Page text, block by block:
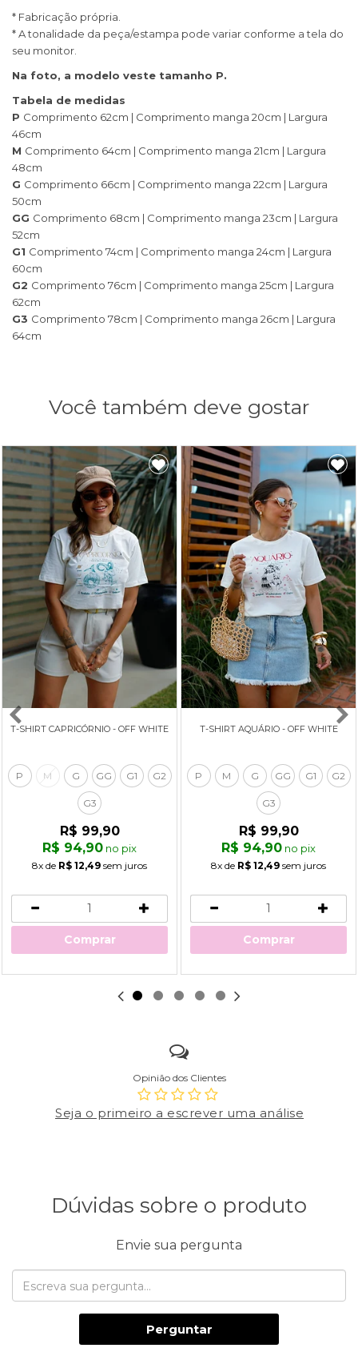
* Fabricação própria.
* A tonalidade da peça/estampa pode variar conforme a tela do
seu monitor.
Na foto, a modelo veste tamanho P.
Tabela de medidas
P Comprimento 62cm | Comprimento manga 20cm | Largura
46cm
M Comprimento 64cm | Comprimento manga 21cm | Largura
48cm
G Comprimento 66cm | Comprimento manga 22cm | Largura
50cm
GG Comprimento 68cm | Comprimento manga 23cm | Largura
52cm
G1 Comprimento 74cm | Comprimento manga 24cm | Largura
60cm
G2 Comprimento 76cm | Comprimento manga 25cm | Largura
62cm
G3 Comprimento 78cm | Comprimento manga 26cm | Largura
64cm
Você também deve gostar
T-SHIRT CAPRICÓRNIO - OFF WHITE
P M G GG G1 G2
G3
R$ 99,90
R$ 94,90 no pix
8x de R$ 12,49 sem juros
Comprar
T-SHIRT AQUÁRIO - OFF WHITE
P M G GG G1 G2
G3
R$ 99,90
R$ 94,90 no pix
8x de R$ 12,49 sem juros
Comprar
Opinião dos Clientes
Seja o primeiro a escrever uma análise
Dúvidas sobre o produto
Envie sua pergunta
Perguntar